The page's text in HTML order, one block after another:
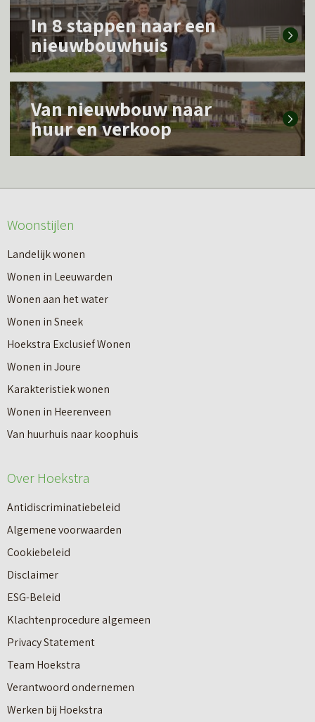
L
s
m
e
o
e
r
I
n
8
s
t
a
p
p
n
n
a
a
r
e
e
n
n
i
e
In 8 stappen naar een
nieuwbouwhuis
L
e
s
e
o
v
e
r
V
a
n
n
e
Van nieuwbouw naar
huur en verkoop
Woonstijlen
Landelijk wonen
Wonen in Leeuwarden
Wonen aan het water
Wonen in Sneek
Hoekstra Exclusief Wonen
Wonen in Joure
Karakteristiek wonen
Wonen in Heerenveen
Van huurhuis naar koophuis
Over Hoekstra
Antidiscriminatiebeleid
Algemene voorwaarden
Cookiebeleid
Disclaimer
ESG-Beleid
Klachtenprocedure algemeen
Privacy Statement
Team Hoekstra
Verantwoord ondernemen
Werken bij Hoekstra